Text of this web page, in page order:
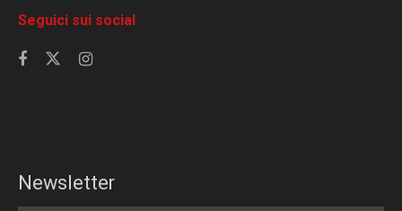
Seguici sui social
Newsletter